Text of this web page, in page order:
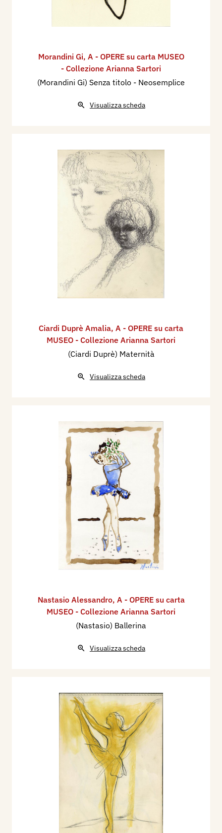
Morandini Gi, A - OPERE su carta MUSEO
- Collezione Arianna Sartori
(Morandini Gi) Senza titolo - Neosemplice
Visualizza scheda
Ciardi Duprè Amalia, A - OPERE su carta
MUSEO - Collezione Arianna Sartori
(Ciardi Duprè) Maternità
Visualizza scheda
Nastasio Alessandro, A - OPERE su carta
MUSEO - Collezione Arianna Sartori
(Nastasio) Ballerina
Visualizza scheda